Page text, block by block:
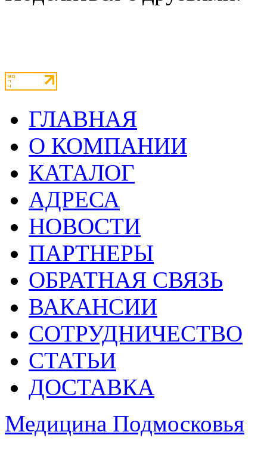
ГЛАВНАЯ
О КОМПАНИИ
КАТАЛОГ
АДРЕСА
НОВОСТИ
ПАРТНЕРЫ
ОБРАТНАЯ СВЯЗЬ
ВАКАНСИИ
СОТРУДНИЧЕСТВО
СТАТЬИ
ДОСТАВКА
Медицина Подмосковья